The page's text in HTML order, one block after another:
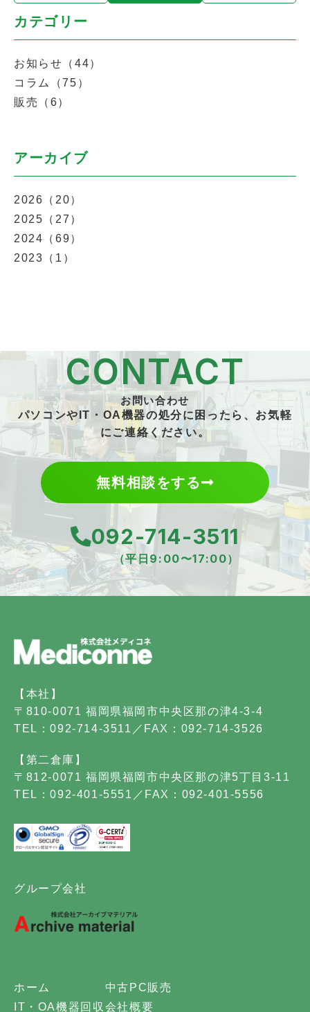
カテゴリー
お知らせ（44）
コラム（75）
販売（6）
アーカイブ
2026（20）
2025（27）
2024（69）
2023（1）
CONTACT
お問い合わせ
パソコンやIT・OA機器の処分に困ったら、お気軽
にご連絡ください。
無料相談をする
092-714-3511
（平日9:00〜17:00）
【本社】
〒810-0071 福岡県福岡市中央区那の津4-3-4
TEL：092-714-3511／FAX：092-714-3526
【第二倉庫】
〒812-0071 福岡県福岡市中央区那の津5丁目3-11
TEL：092-401-5551／FAX：092-401-5556
グループ会社
ホーム
IT・OA機器回収
中古PC販売
会社概要